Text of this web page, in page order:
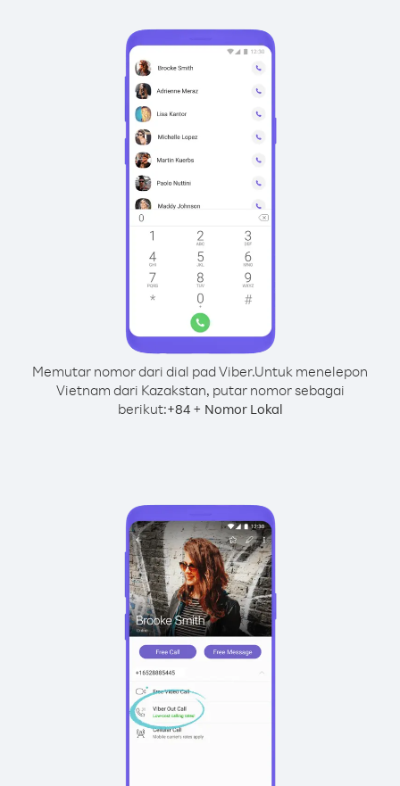
Memutar nomor dari dial pad Viber.Untuk menelepon
Vietnam dari Kazakstan, putar nomor sebagai
berikut:+84+ Nomor Lokal